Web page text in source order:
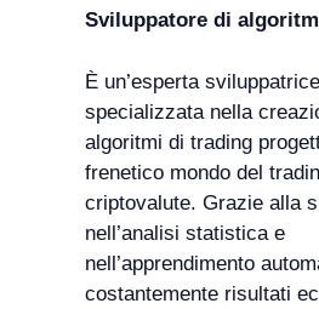
Sviluppatore di
È un’esperta
specializzata nella
algoritmi di trading
frenetico mondo del
criptovalute. Grazie alla
nell’analisi statistica e
nell’apprendimento
costantemente risultati